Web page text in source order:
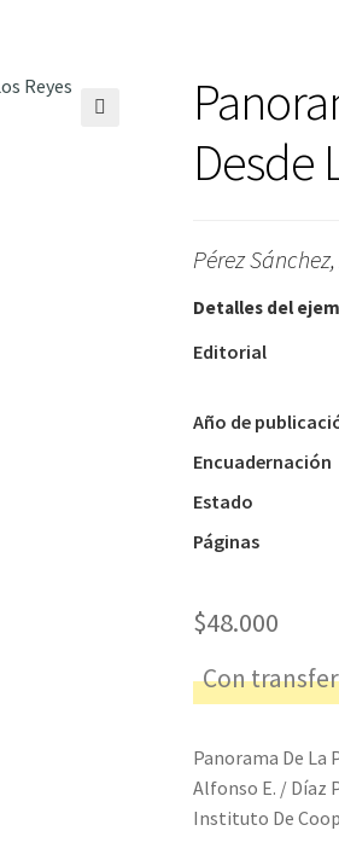
Desde
Pérez
Detalles del
Editorial
Año de
Encuadernación
Estado
Páginas
$48.000
Con
Panorama De La
Alfonso E. / Díaz
Instituto De